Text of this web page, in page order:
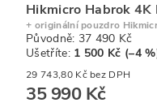
Hikmicro Habrok 4K
+ originální pouzdro
Původně: 37 490 Kč
Ušetříte: 1 500 Kč (–4
29 743,80 Kč bez DPH
35 990 Kč